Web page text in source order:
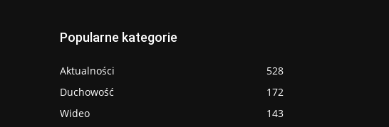
Popularne kategorie
Aktualności
528
Duchowość
172
Wideo
143